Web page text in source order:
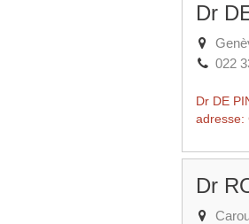
Dr
022
Dr DE
adresse:
Dr